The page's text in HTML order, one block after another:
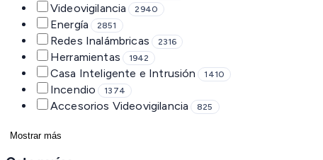
Videovigilancia 2940
Energía 2851
Redes Inalámbricas 2316
Herramientas 1942
Casa Inteligente e Intrusión 1410
Incendio 1374
Accesorios Videovigilancia 825
Mostrar más